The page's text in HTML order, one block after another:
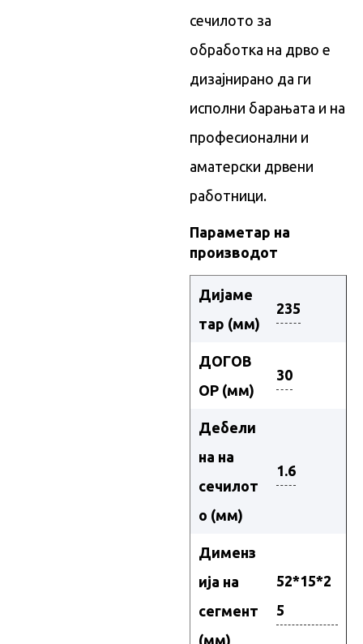
сечилото за
обработка на дрво е
дизајнирано да ги
исполни барањата и на
професионални и
аматерски дрвени
работници.
Параметар на
производот
Дијаме
тар (мм)
235
ДОГОВ
ОР (мм)
30
Дебели
на на
сечилот
о (мм)
1.6
Дименз
ија на
сегмент
(мм)
52*15*2
5